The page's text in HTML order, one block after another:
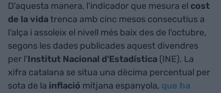
D'aquesta manera, l'indicador que mesura el cost
de la vidatrenca amb cinc mesos consecutius a
l'alça i assoleix el nivell més baix des de l'octubre,
segons les dades publicades aquest divendres
per l'Institut Nacional d'Estadística (INE). La
xifra catalana se situa una dècima percentual per
sota de la inflació mitjana espanyola, que ha